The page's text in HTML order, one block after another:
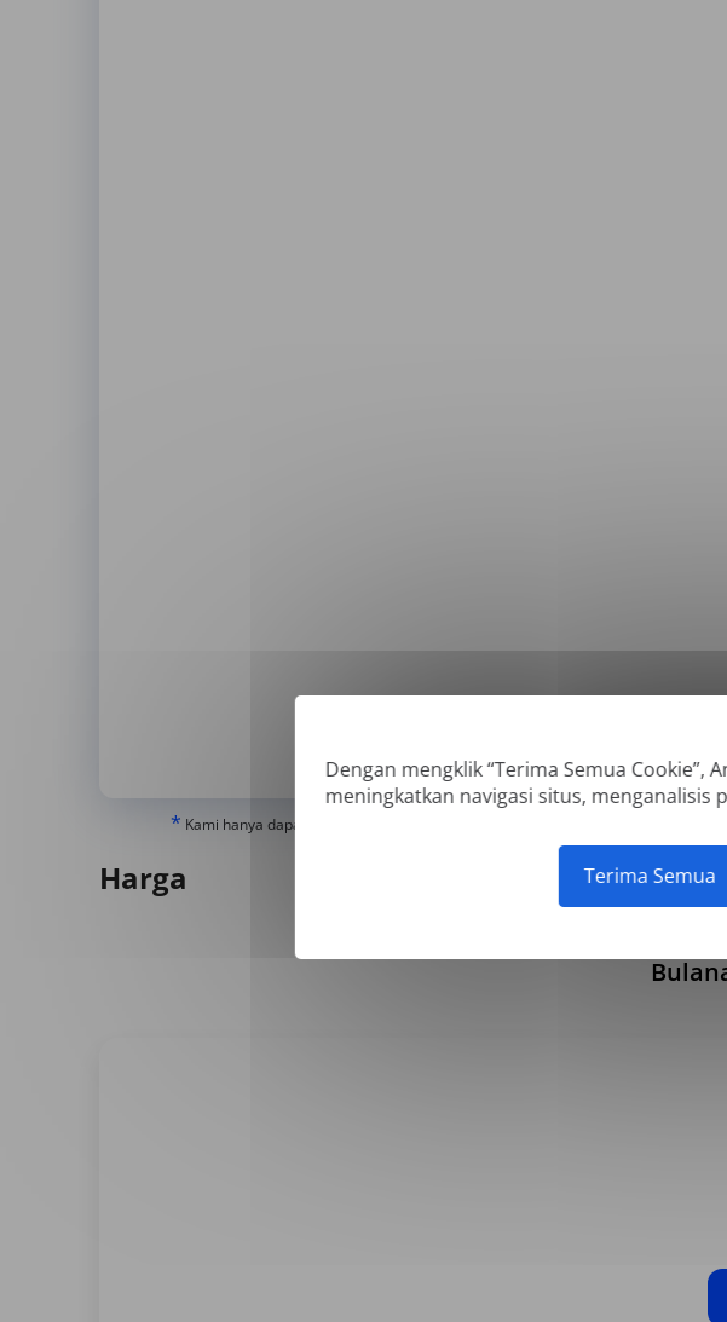
Dengan mengklik “Terima Semua
meningkatkan navigasi situs, menganalisis
Terima Semua
Format yang Didukung:
* Kami hanya dapat menerjemahkan PDF 'Asli' atau yang dibuat secara digital
Harga